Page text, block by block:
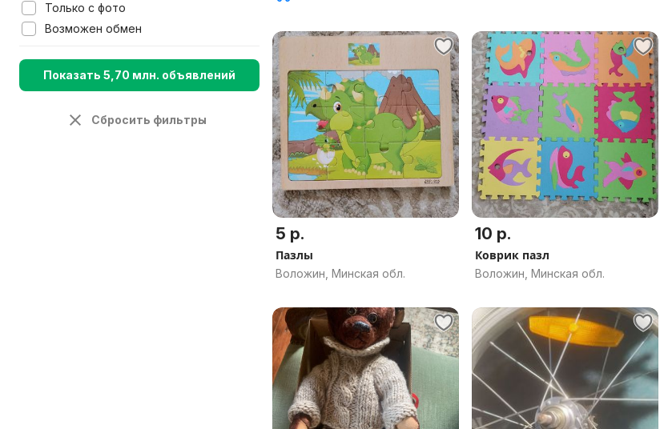
Только с фото
Возможен обмен
Показать 5,70 млн. объявлений
Сбросить фильтры
5 р.
Пазлы
Воложин, Минская обл.
10 р.
Коврик пазл
Воложин, Минская обл.